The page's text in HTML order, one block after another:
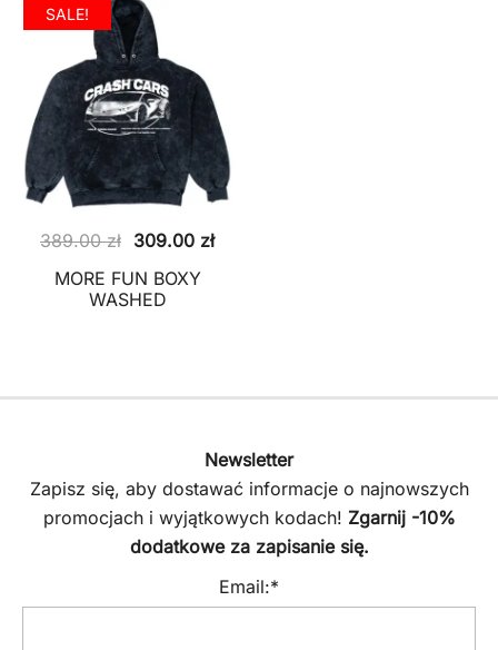
SALE!
389.00zł Pierwotna
cena
wynosiła:
309.00 złAktualna
MORE FUN BOXY
WASHED
Newsletter
Zapisz się, aby dostawać informacje o najnowszych
promocjach i wyjątkowych kodach! Zgarnij -10%
dodatkowe za zapisanie się.
Email:*